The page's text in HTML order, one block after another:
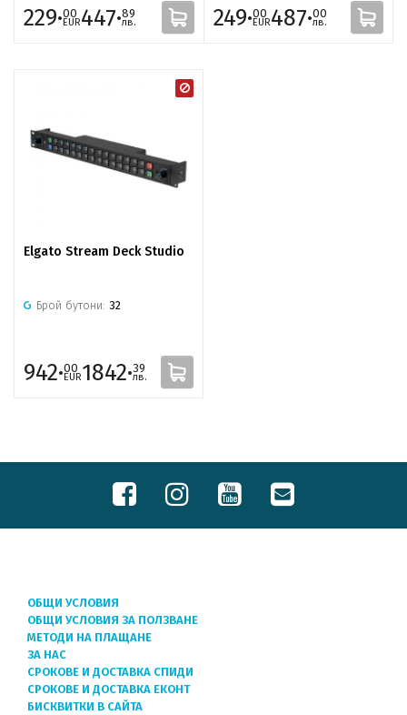
229·00
EUR447·89
лв. 249·00
EUR487·00
лв.
Elgato Stream Deck Studio
Брой бутони: 32
942·00
EUR1842·39
лв.
ОБЩИ УСЛОВИЯ
ОБЩИ УСЛОВИЯ ЗА ПОЛЗВАНЕ
МЕТОДИ НА ПЛАЩАНЕ
ЗА НАС
СРОКОВЕ И ДОСТАВКА СПИДИ
СРОКОВЕ И ДОСТАВКА ЕКОНТ
БИСКВИТКИ В САЙТА